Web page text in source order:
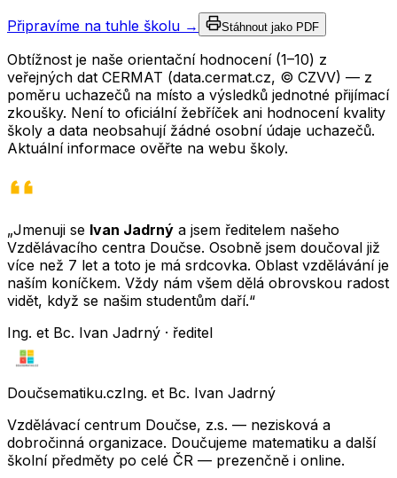
Připravíme na tuhle školu → Stáhnout jako PDF
Obtížnost je naše orientační hodnocení (1–10) z
veřejných dat CERMAT (data.cermat.cz, © CZVV) — z
poměru uchazečů na místo a výsledků jednotné přijímací
zkoušky. Není to oficiální žebříček ani hodnocení kvality
školy a data neobsahují žádné osobní údaje uchazečů.
Aktuální informace ověřte na webu školy.
„Jmenuji se Ivan Jadrný a jsem ředitelem našeho
Vzdělávacího centra Doučse. Osobně jsem doučoval již
více než 7 let a toto je má srdcovka. Oblast vzdělávání je
naším koníčkem. Vždy nám všem dělá obrovskou radost
vidět, když se našim studentům daří.“
Ing. et Bc. Ivan Jadrný · ředitel
Doučsematiku.czIng. et Bc. Ivan Jadrný
Vzdělávací centrum Doučse, z.s. — nezisková a
dobročinná organizace. Doučujeme matematiku a další
školní předměty po celé ČR — prezenčně i online.